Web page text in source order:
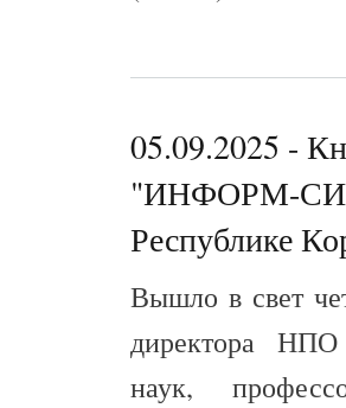
05.09.2025 -
"ИНФОРМ-
Республике
Вышло в свет
директора
наук,